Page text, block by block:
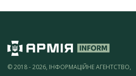
© 2018 - 2026, ІНФОРМАЦІЙНЕ АГЕНТСТВО,